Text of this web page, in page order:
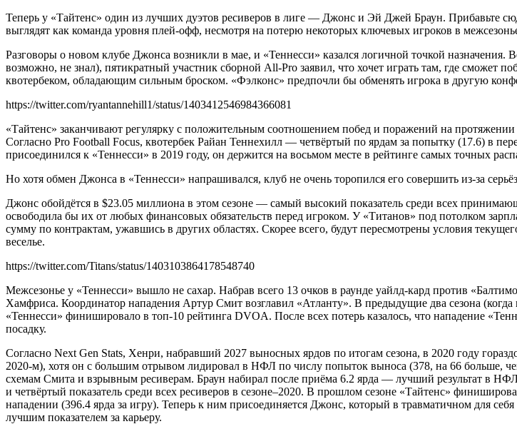
Теперь у «Тайтенс» один из лучших дуэтов ресиверов в лиге — Джонс и Эй Джей Браун. Прибавьте
выглядят как команда уровня плей-офф, несмотря на потерю некоторых ключевых игроков в
Разговоры о новом клубе Джонса возникли в мае, и «Теннесси» казался логичной точкой
возможно, не знал), пятикратный участник сборной All-Pro заявил, что хочет играть там, где сможет
квотербеком, обладающим сильным броском. «Фэлконс» предпочли бы обменять игрока в другую
https://twitter.com/ryantannehill1/status/1403412546984366081
«Тайтенс» заканчивают регулярку с положительным соотношением побед и поражений на
Согласно Pro Football Focus, квотербек Райан Теннехилл — четвёртый по ярдам за попытку (17.6) в
присоединился к «Теннесси» в 2019 году, он держится на восьмом месте в рейтинге самых точных
Но хотя обмен Джонса в «Теннесси» напрашивался, клуб не очень торопился его совершить из-за
Джонс обойдётся в $23.05 миллиона в этом сезоне — самый высокий показатель среди всех
освободила бы их от любых финансовых обязательств перед игроком. У «Титанов» под потолком
сумму по контрактам, ужавшись в других областях. Скорее всего, будут пересмотрены условия
веселье.
https://twitter.com/Titans/status/1403103864178548740
Межсезонье у «Теннесси» вышло не сахар. Набрав всего 13 очков в раунде уайлд-кард против
Хамфриса. Координатор нападения Артур Смит возглавил «Атланту». В предыдущие два сезона
«Теннесси» финишировало в топ-10 рейтинга DVOA. После всех потерь казалось, что нападение
посадку.
Согласно Next Gen Stats, Хенри, набравший 2027 выносных ярдов по итогам сезона, в 2020 году
2020-м), хотя он с большим отрывом лидировал в НФЛ по числу попыток выноса (378, на 66 больше,
схемам Смита и взрывным ресиверам. Браун набирал после приёма 6.2 ярда — лучший результат в
и четвёртый показатель среди всех ресиверов в сезоне–2020. В прошлом сезоне «Тайтенс»
нападении (396.4 ярда за игру). Теперь к ним присоединяется Джонс, который в травматичном для
лучшим показателем за карьеру.